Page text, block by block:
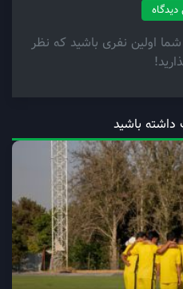
اولین نفری باشید که نظر
باشید